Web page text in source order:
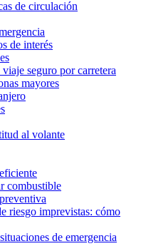
de circulación
de interés
seguro por carretera
mayores
al volante
combustible
riesgo imprevistas: cómo
de emergencia